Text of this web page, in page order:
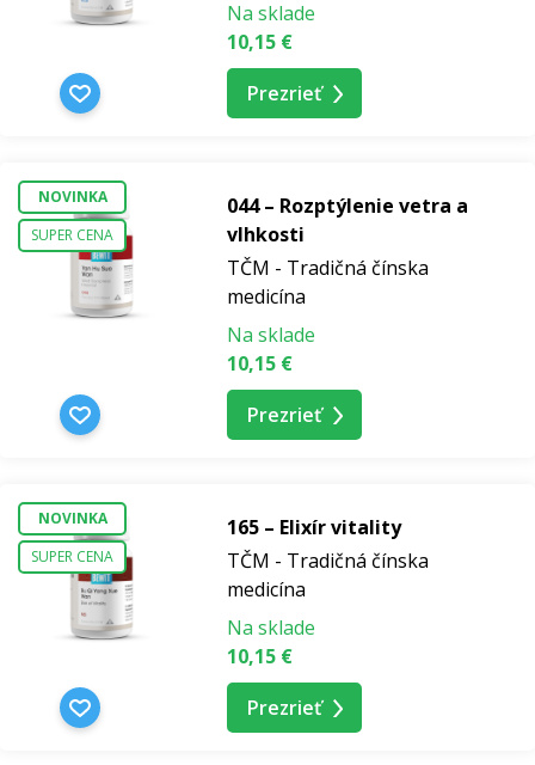
Na sklade
10,15 €
Prezrieť
NOVINKA
SUPER CENA
044 – Rozptýlenie vetra a
vlhkosti
TČM - Tradičná čínska
medicína
Na sklade
10,15 €
Prezrieť
NOVINKA
SUPER CENA
165 – Elixír vitality
TČM - Tradičná čínska
medicína
Na sklade
10,15 €
Prezrieť